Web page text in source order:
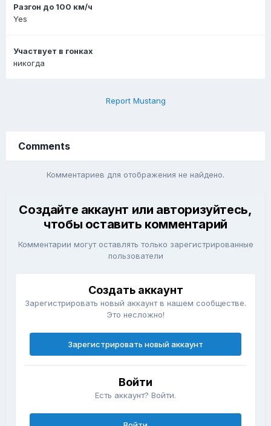
Разгон до 100 км/ч
Yes
Участвует в гонках
никогда
Report Mustang
Comments
Комментариев для отображения не найдено.
Создайте аккаунт или авторизуйтесь,
чтобы оставить комментарий
Комментарии могут оставлять только зарегистрированные
пользователи
Создать аккаунт
Зарегистрировать новый аккаунт в нашем сообществе.
Это несложно!
Зарегистрировать новый аккаунт
Войти
Есть аккаунт? Войти.